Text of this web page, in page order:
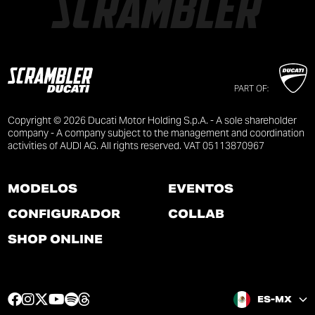
PART OF:
Copyright © 2026 Ducati Motor Holding S.p.A. - A sole shareholder
company - A company subject to the management and coordination
activities of AUDI AG. All rights reserved. VAT 05113870967
MODELOS
CONFIGURADOR
SHOP ONLINE
EVENTOS
COLLAB
F I T Y S ES-MX